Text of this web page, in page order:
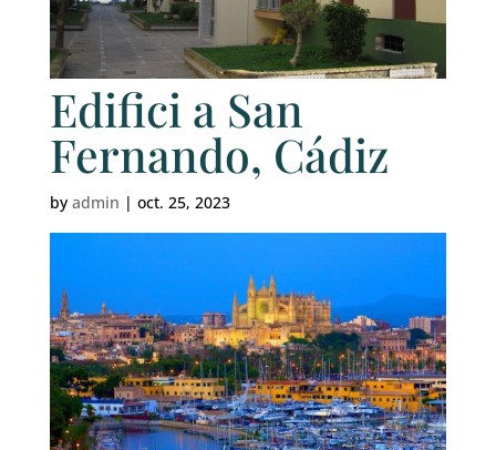
Edifici a San
Fernando, Cádiz
by admin | oct. 25, 2023